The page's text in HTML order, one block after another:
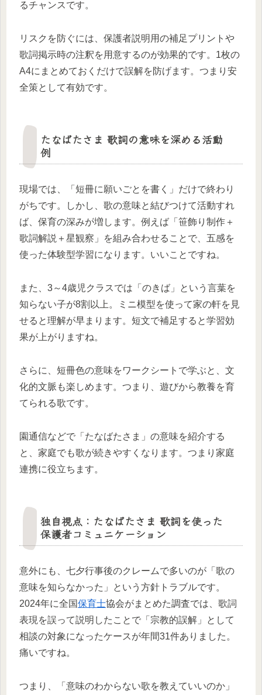
るチャンスです。
リスクを防ぐには、保護者説明用の補足プリントや
歌詞掲示時の注釈を用意するのが効果的です。1枚の
A4にまとめておくだけで誤解を防げます。つまり安
全策として有効です。
たなばたさま 歌詞の意味を深める活動
例
現場では、「短冊に願いごとを書く」だけで終わり
がちです。しかし、歌の意味と結びつけて活動すれ
ば、保育の深みが増します。例えば「笹飾り制作＋
歌詞解説＋星観察」を組み合わせることで、五感を
使った体験型学習になります。いいことですね。
また、3～4歳児クラスでは「のきば」という言葉を
知らない子が8割以上。ミニ模型を使って家の軒を見
せると理解が早まります。短文で補足すると学習効
果が上がりますね。
さらに、短冊色の意味をワークシートで学ぶと、文
化的文脈も楽しめます。つまり、遊びから教養を育
てられる歌です。
園通信などで「たなばたさま」の意味を紹介する
と、家庭でも歌が続きやすくなります。つまり家庭
連携に役立ちます。
独自視点：たなばたさま 歌詞を使った
保護者コミュニケーション
意外にも、七夕行事後のクレームで多いのが「歌の
意味を知らなかった」という方針トラブルです。
2024年に全国保育士協会がまとめた調査では、歌詞
表現を誤って説明したことで「宗教的誤解」として
相談の対象になったケースが年間31件ありました。
痛いですね。
つまり、「意味のわからない歌を教えていいのか」